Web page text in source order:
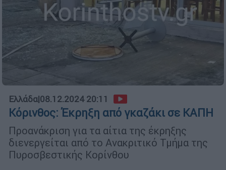
Ελλάδα|08.12.2024 20:11
Κόρινθος: Έκρηξη από γκαζάκι σε ΚΑΠΗ
Προανάκριση για τα αίτια της έκρηξης
διενεργείται από το Ανακριτικό Τμήμα της
Πυροσβεστικής Κορίνθου